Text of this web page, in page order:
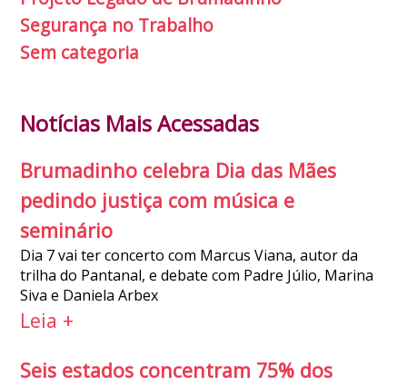
Segurança no Trabalho
Sem categoria
Notícias Mais Acessadas
Brumadinho celebra Dia das Mães
pedindo justiça com música e
seminário
Dia 7 vai ter concerto com Marcus Viana, autor da
trilha do Pantanal, e debate com Padre Júlio, Marina
Siva e Daniela Arbex
Leia +
Seis estados concentram 75% dos